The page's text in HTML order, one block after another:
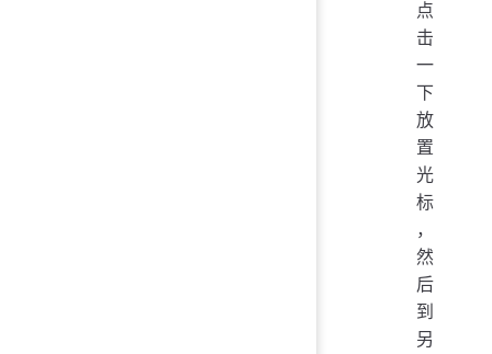
点
击
一
下
放
置
光
标
，
然
后
到
另